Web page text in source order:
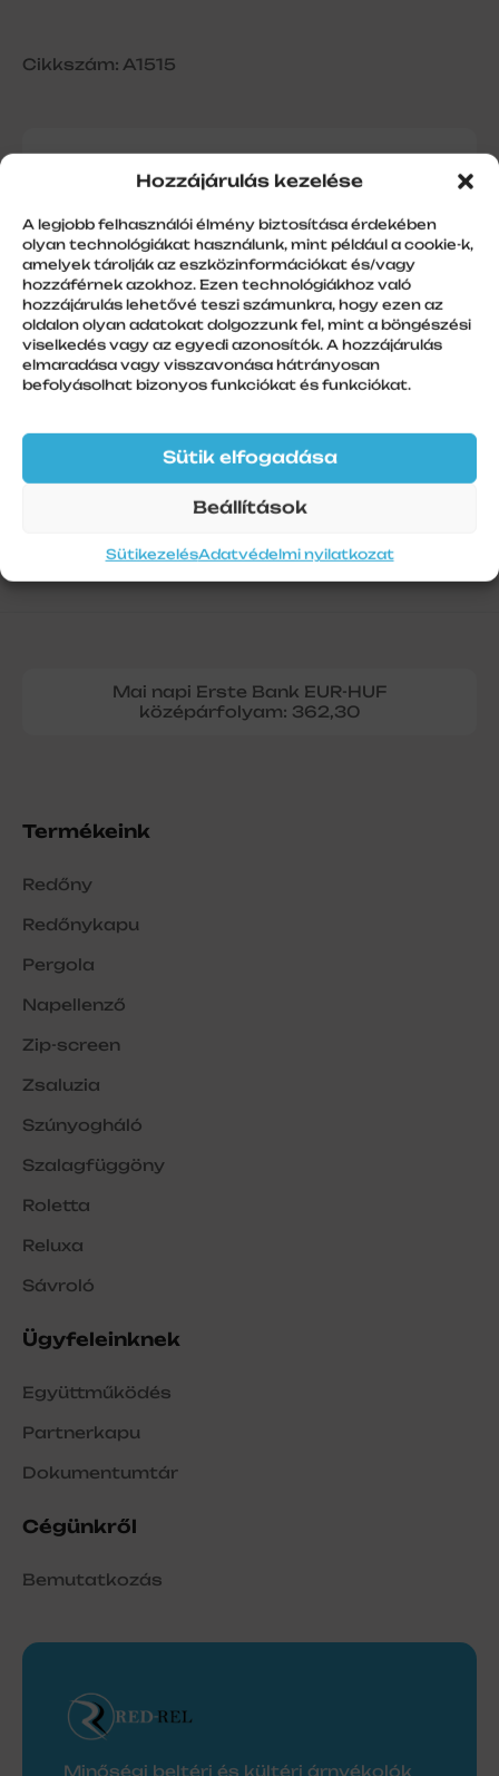
Hozzájárulás kezelése
A legjobb felhasználói élmény biztosítása érdekében
olyan technológiákat használunk, mint például a cookie-k,
amelyek tárolják az eszközinformációkat és/vagy
hozzáférnek azokhoz. Ezen technológiákhoz való
hozzájárulás lehetővé teszi számunkra, hogy ezen az
oldalon olyan adatokat dolgozzunk fel, mint a böngészési
viselkedés vagy az egyedi azonosítók. A hozzájárulás
elmaradása vagy visszavonása hátrányosan
befolyásolhat bizonyos funkciókat és funkciókat.
Sütik elfogadása
Beállítások
SütikezelésAdatvédelmi nyilatkozat
Cikkszám: A1515
DC313Style 15+1 csatornás
További információk
Szálhossz
1
Mai napi Erste Bank EUR-HUF
középárfolyam: 362,30
Termékeink
Redőny
Redőnykapu
Pergola
Napellenző
Zip-screen
Zsaluzia
Szúnyogháló
Szalagfüggöny
Roletta
Reluxa
Sávroló
Ügyfeleinknek
Együttműködés
Partnerkapu
Dokumentumtár
Cégünkről
Bemutatkozás
Minőségi beltéri és kültéri árnyékolók